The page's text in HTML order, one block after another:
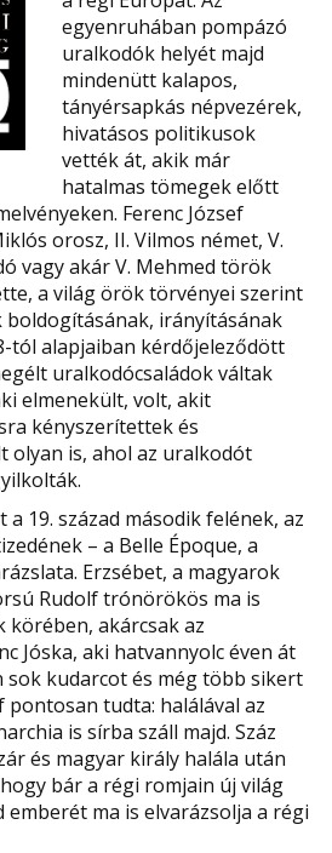
egyenruhában pompázó
uralkodók helyét majd
mindenütt kalapos,
tányérsapkás népvezérek,
hivatásos politikusok
vették át, akik már
hatalmas tömegek előtt
Ferenc József
orosz, II. Vilmos német, V.
vagy akár V. Mehmed török
a világ örök törvényei szerint
irányításának
tól alapjaiban kérdőjeleződött
uralkodócsaládok váltak
elmenekült, volt, akit
kényszerítettek és
olyan is, ahol az uralkodót
19. század második felének, az
– a Belle Époque, a
Erzsébet, a magyarok
Rudolf trónörökös ma is
körében, akárcsak az
Jóska, aki hatvannyolc éven át
kudarcot és még több sikert
pontosan tudta: halálával az
is sírba száll majd. Száz
és magyar király halála után
bár a régi romjain új világ
emberét ma is elvarázsolja a régi